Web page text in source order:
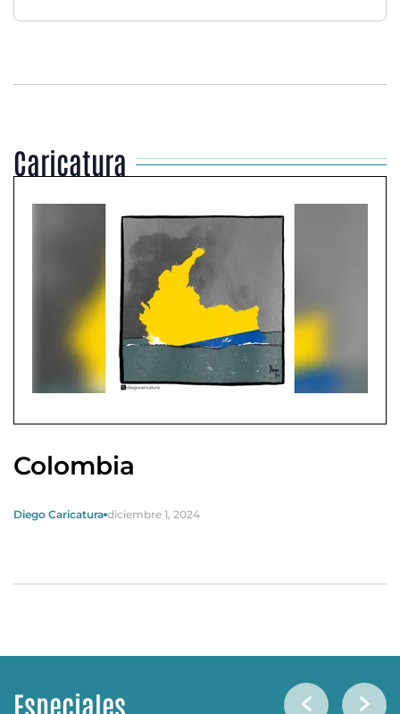
Caricatura
Colombia
Diego Caricatura diciembre 1, 2024
Especiales